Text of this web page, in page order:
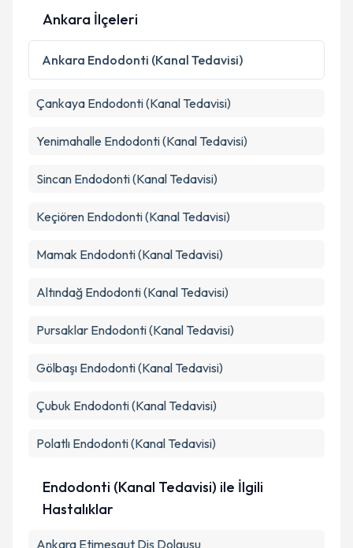
Kişisel verilerimin işlenmesine ilişkinAydınlatma
Metni
'ni okudum ve kişisel verilerimin belirtilen
kapsamda işlenmesini kabul ediyorum.
Ankara İlçeleri
Ankara Endodonti (Kanal Tedavisi)
Çankaya Endodonti (Kanal Tedavisi)
Yenimahalle Endodonti (Kanal Tedavisi)
Sincan Endodonti (Kanal Tedavisi)
Keçiören Endodonti (Kanal Tedavisi)
Mamak Endodonti (Kanal Tedavisi)
Altındağ Endodonti (Kanal Tedavisi)
Pursaklar Endodonti (Kanal Tedavisi)
Gölbaşı Endodonti (Kanal Tedavisi)
Çubuk Endodonti (Kanal Tedavisi)
Polatlı Endodonti (Kanal Tedavisi)
Endodonti (Kanal Tedavisi) ile İlgili
Hastalıklar
Ankara Etimesgut Diş Dolgusu